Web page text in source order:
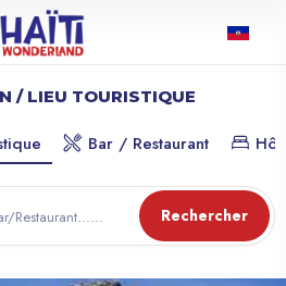
/ LIEU TOURISTIQUE
Bar / Restaurant
Rechercher